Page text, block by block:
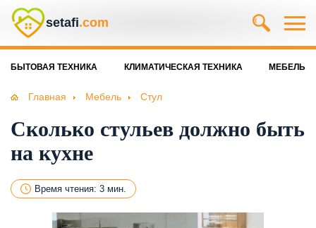
setafi.com
БЫТОВАЯ ТЕХНИКА КЛИМАТИЧЕСКАЯ ТЕХНИКА МЕБЕЛЬ
Главная Мебель Стул
Сколько стульев должно быть
на кухне
Время чтения: 3 мин.